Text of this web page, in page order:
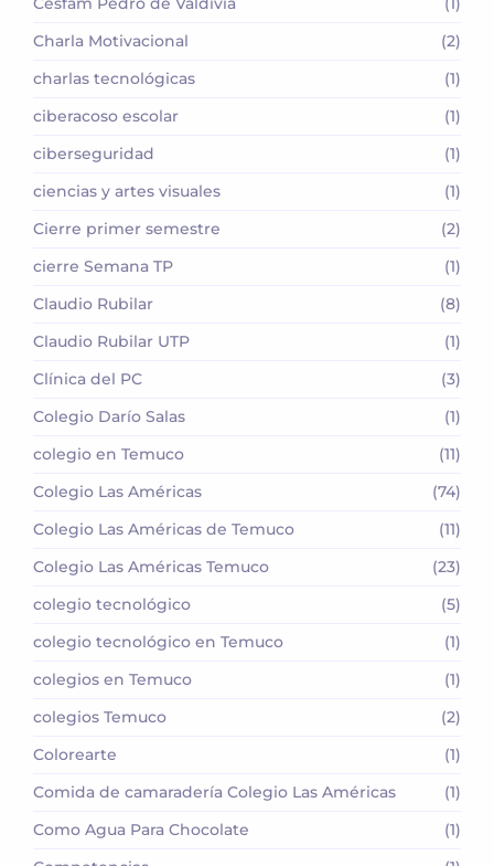
Charla Motivacional
(2)
charlas tecnológicas
(1)
ciberacoso escolar
(1)
ciberseguridad
(1)
ciencias y artes visuales
(1)
Cierre primer semestre
(2)
cierre Semana TP
(1)
Claudio Rubilar
(8)
Claudio Rubilar UTP
(1)
Clínica del PC
(3)
Colegio Darío Salas
(1)
colegio en Temuco
(11)
Colegio Las Américas
(74)
Colegio Las Américas de Temuco
(11)
Colegio Las Américas Temuco
(23)
colegio tecnológico
(5)
colegio tecnológico en Temuco
(1)
colegios en Temuco
(1)
colegios Temuco
(2)
Colorearte
(1)
Comida de camaradería Colegio Las Américas
(1)
Como Agua Para Chocolate
(1)